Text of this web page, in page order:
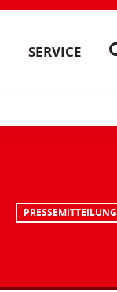
SERVICE
PRESSEMITTEILUNG